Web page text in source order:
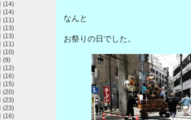
なんと
お祭りの日でした。
(14)
(14)
(11)
(13)
(13)
(11)
(10)
(9)
(12)
(16)
(15)
(20)
(23)
(23)
(16)